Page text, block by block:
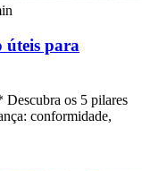
úteis para
os 5 pilares
conformidade,